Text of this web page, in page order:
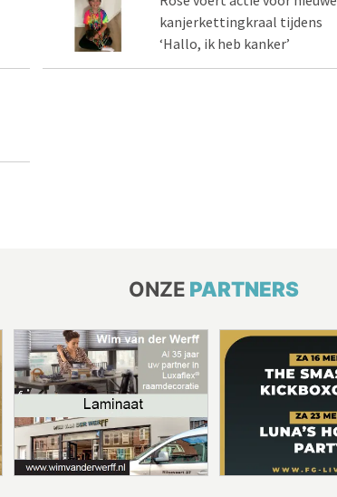
kanjerkettingkraal tijdens
‘Hallo, ik heb kanker’
ONZE PARTNERS